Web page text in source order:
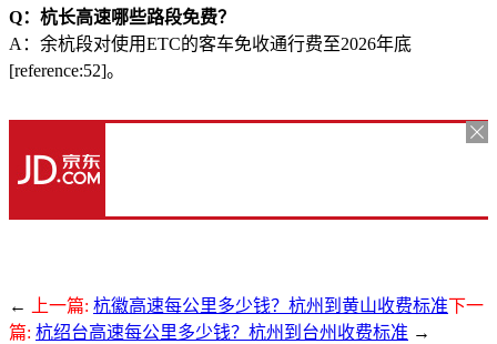
Q：杭长高速哪些路段免费？
A：余杭段对使用ETC的客车免收通行费至2026年底
[reference:52]。
← 上一篇: 杭徽高速每公里多少钱？杭州到黄山收费标准下一
篇: 杭绍台高速每公里多少钱？杭州到台州收费标准 →